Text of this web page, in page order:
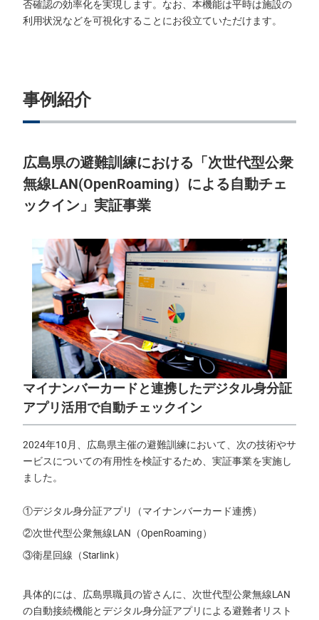
否確認の効率化を実現します。なお、本機能は平時は施設の
利用状況などを可視化することにお役立ていただけます。
事例紹介
広島県の避難訓練における「次世代型公衆
無線LAN(OpenRoaming）による自動チェ
ックイン」実証事業
マイナンバーカードと連携したデジタル身分証
アプリ活用で自動チェックイン
2024年10月、広島県主催の避難訓練において、次の技術やサ
ービスについての有用性を検証するため、実証事業を実施し
ました。
①デジタル身分証アプリ（マイナンバーカード連携）
②次世代型公衆無線LAN（OpenRoaming）
③衛星回線（Starlink）
具体的には、広島県職員の皆さんに、次世代型公衆無線LAN
の自動接続機能とデジタル身分証アプリによる避難者リスト